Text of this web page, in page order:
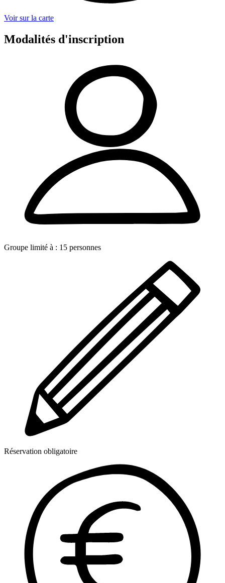
Voir sur la carte
Modalités d'inscription
Groupe limité à : 15 personnes
Réservation obligatoire